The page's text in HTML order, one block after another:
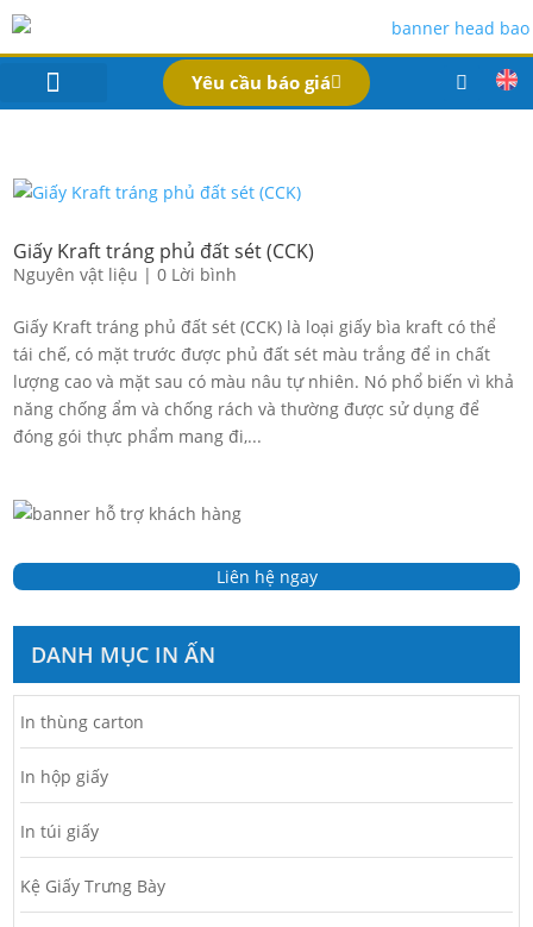
Yêu cầu báo giá
Giấy Kraft tráng phủ đất sét (CCK)
Nguyên vật liệu |0 Lời bình
Giấy Kraft tráng phủ đất sét (CCK) là loại giấy bìa kraft có thể
tái chế, có mặt trước được phủ đất sét màu trắng để in chất
lượng cao và mặt sau có màu nâu tự nhiên. Nó phổ biến vì khả
năng chống ẩm và chống rách và thường được sử dụng để
đóng gói thực phẩm mang đi,...
Liên hệ ngay
DANH MỤC IN ẤN
In thùng carton
In hộp giấy
In túi giấy
Kệ Giấy Trưng Bày